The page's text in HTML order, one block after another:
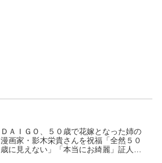
ＤＡＩＧＯ、５０歳で花嫁となった姉の
漫画家・影木栄貴さんを祝福「全然５０
歳に見えない」「本当にお綺麗」証人は